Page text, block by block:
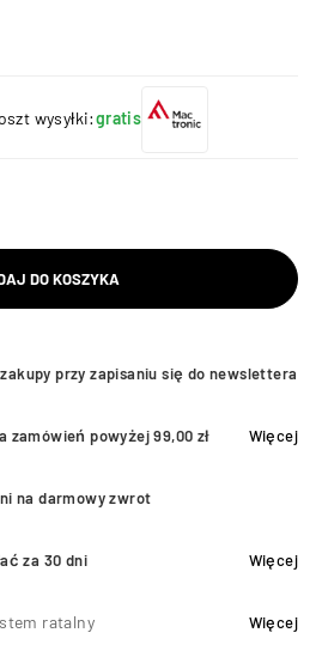
wysyłki:gratis
DO KOSZYKA
przy zapisaniu się do newslettera
zamówień powyżej 99,00 zł Więcej
na darmowy zwrot
za 30 dni Więcej
ratalny Więcej